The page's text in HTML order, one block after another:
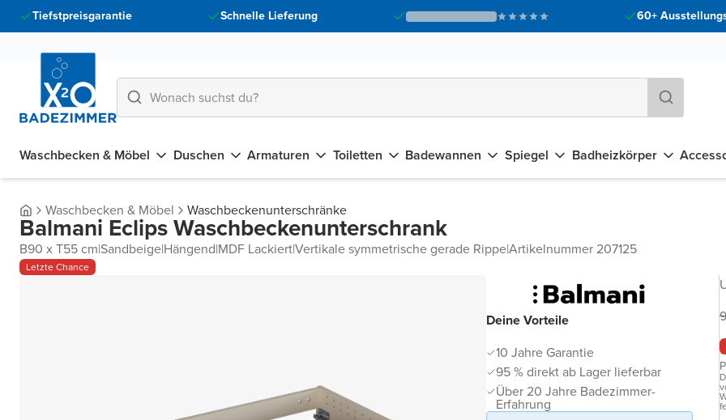
Tiefstpreisgarantie Schnelle Lieferung 60+
Waschbecken & Möbel Duschen Armaturen Toiletten Badewannen Spiegel Badheizkörper
Waschbecken & Möbel Waschbeckenunterschränke
Balmani Eclips Waschbeckenunterschrank
B90 x T55 cm|Sandbeige|Hängend|MDF Lackiert|Vertikale symmetrische gerade Rippe|Artikelnummer 207125
Letzte Chance
Deine Vorteile
10 Jahre Garantie
95 % direkt ab Lager lieferbar
Über 20 Jahre Badezimmer-
Erfahrung